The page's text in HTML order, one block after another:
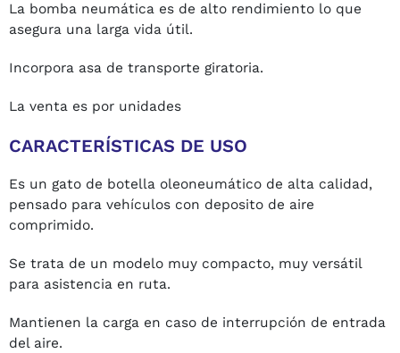
La bomba neumática es de alto rendimiento lo que
asegura una larga vida útil.
Incorpora asa de transporte giratoria.
La venta es por unidades
CARACTERÍSTICAS DE USO
Es un gato de botella oleoneumático de alta calidad,
pensado para vehículos con deposito de aire
comprimido.
Se trata de un modelo muy compacto, muy versátil
para asistencia en ruta.
Mantienen la carga en caso de interrupción de entrada
del aire.